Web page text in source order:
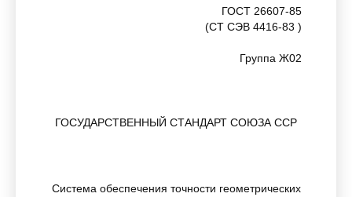
ГОСТ 26607-85
(СТ СЭВ 4416-83 )
Группа Ж02
ГОСУДАРСТВЕННЫЙ СТАНДАРТ СОЮЗА ССР
Система обеспечения точности геометрических